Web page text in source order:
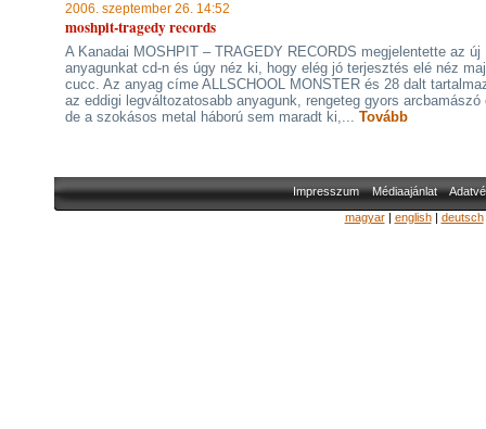
2006. szeptember 26. 14:52
moshpit-tragedy records
A Kanadai MOSHPIT – TRAGEDY RECORDS megjelentette az új
anyagunkat cd-n és úgy néz ki, hogy elég jó terjesztés elé néz
cucc. Az anyag címe ALLSCHOOL MONSTER és 28 dalt
az eddigi legváltozatosabb anyagunk, rengeteg gyors arcbamászó
de a szokásos metal háború sem maradt ki,... Tovább
Impresszum Médiaajánlat
magyar| english| deutsch